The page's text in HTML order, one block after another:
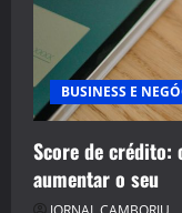
BUSINESS E
Score de crédito:
aumentar o seu